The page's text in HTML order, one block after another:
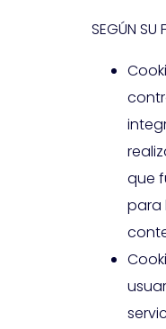
SEGÚN SU
que
para